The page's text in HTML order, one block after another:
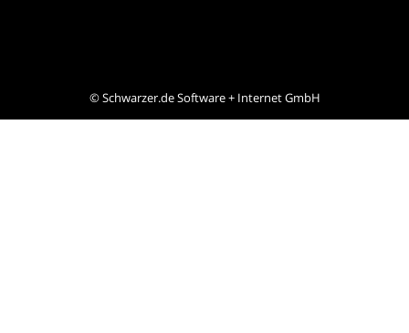
©Schwarzer.de Software + Internet GmbH